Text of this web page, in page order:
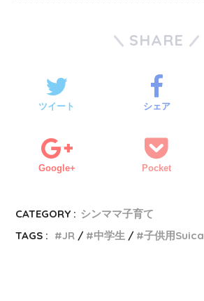
SHARE
ツイート シェア
Google+ Pocket
CATEGORY : シンママ子育て
TAGS :
JR 中学生 子供用Suica